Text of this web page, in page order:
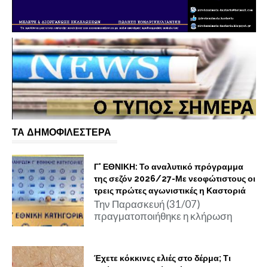
ΤΑ ΔΗΜΟΦΙΛΕΣΤΕΡΑ
Γ' ΕΘΝΙΚΗ: Το αναλυτικό πρόγραμμα
της σεζόν 2026/27-Με νεοφώτιστους οι
τρεις πρώτες αγωνιστικές η Καστοριά
Την Παρασκευή (31/07)
πραγματοποιήθηκε η κλήρωση
Έχετε κόκκινες ελιές στο δέρμα; Τι